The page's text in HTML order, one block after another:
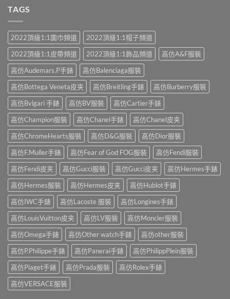
TAGS
2022頂級1:1圍巾頻道
2022頂級1:1帽子頻道
2022頂級1:1皮帶頻道
2022頂級1:1飾品頻道
高仿A&F服裝
高仿Audemars.P手錶
高仿Balenciaga服裝
高仿Bottega Veneta皮夹
高仿Breitling手錶
高仿Burberry服裝
高仿Bvlgari 手錶
高仿BV服裝
高仿Cartier手錶
高仿Champion服裝
高仿Chanel手錶
高仿Chanel皮夹
高仿ChromeHearts服裝
高仿D&G服裝
高仿Dior服裝
高仿F.Muller手錶
高仿Fear of God FOG服裝
高仿Fendi服裝
高仿Fendi皮夹
高仿Gucci服裝 高仿Gucci皮夹
高仿Hermes手錶
高仿Hermes服裝
高仿Hermes皮夹
高仿Hublot手錶
高仿IWC手錶
高仿Lacoste 服裝
高仿Longines手錶
高仿LouisVuitton皮夹
高仿LV服裝
高仿Moncler服裝
高仿Omega手錶
高仿Other watch手錶
高仿other服裝
高仿P.Philippe手錶
高仿Panerai手錶
高仿PhilippPlein服裝
高仿Piaget手錶
高仿Prada服裝
高仿Rolex手錶
高仿VERSACE服裝